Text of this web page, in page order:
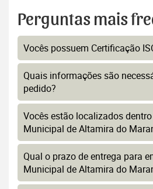
Perguntas mais
Vocês possuem Certificação
Quais informações são
pedido?
Vocês estão localizados
Municipal de Altamira do
Qual o prazo de entrega para
Municipal de Altamira do